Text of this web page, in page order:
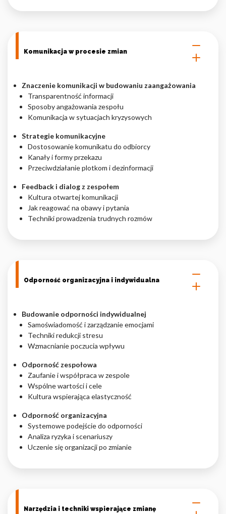
Komunikacja w procesie zmian
Znaczenie komunikacji w budowaniu zaangażowania
Transparentność informacji
Sposoby angażowania zespołu
Komunikacja w sytuacjach kryzysowych
Strategie komunikacyjne
Dostosowanie komunikatu do odbiorcy
Kanały i formy przekazu
Przeciwdziałanie plotkom i dezinformacji
Feedback i dialog z zespołem
Kultura otwartej komunikacji
Jak reagować na obawy i pytania
Techniki prowadzenia trudnych rozmów
Odporność organizacyjna i indywidualna
Budowanie odporności indywidualnej
Samoświadomość i zarządzanie emocjami
Techniki redukcji stresu
Wzmacnianie poczucia wpływu
Odporność zespołowa
Zaufanie i współpraca w zespole
Wspólne wartości i cele
Kultura wspierająca elastyczność
Odporność organizacyjna
Systemowe podejście do odporności
Analiza ryzyka i scenariuszy
Uczenie się organizacji po zmianie
Narzędzia i techniki wspierające zmianę